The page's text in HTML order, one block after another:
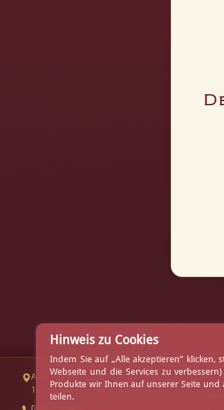
Am Yachthafen 1
18119 Rostock-Warnemünde
Hinweis zu Cookies
Indem Sie auf „Alle akzeptieren”
Webseite und die Services zu
Produkte wir Ihnen auf unserer Seite und
teilen.